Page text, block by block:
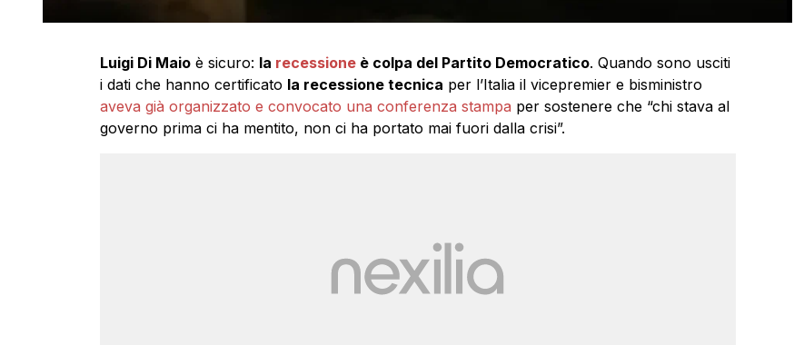
Luigi Di Maioè sicuro: la recessioneè colpa del Partito Democratico. Quando sono usciti
i dati che hanno certificato la recessione tecnica per l’Italia il vicepremier e bisministro
aveva già organizzato e convocato una conferenza stampa per sostenere che “chi stava al
governo prima ci ha mentito, non ci ha portato mai fuori dalla crisi”.